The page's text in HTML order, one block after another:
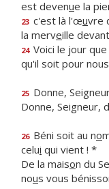
est devenue la
23 c'est là l'œuvre
la merveille
24 Voici le jour
qu'il soit pour
25 Donne,
Donne, Seigneur, d
26 Béni soit au no
celui qui vient ! *
De la maison du
nous vous